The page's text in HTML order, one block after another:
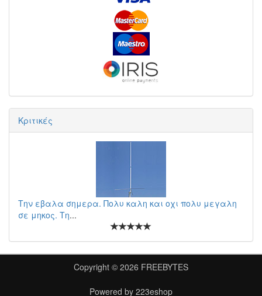
Κριτικές
Την εβαλα σημερα. Πολυ καλη και οχι πολυ μεγαλη
σε μηκος. Τη...
Copyright © 2026 FREEBYTES
Powered by 223eshop